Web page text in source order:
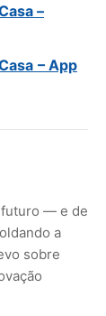
–
– App
futuro — e de
a
sobre